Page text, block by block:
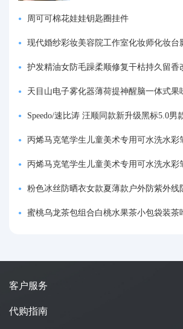
周可可棉花娃娃钥匙圈挂件
客户服务
代购指南